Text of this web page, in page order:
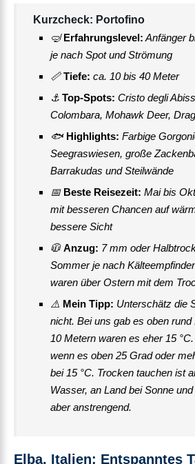
Kurzcheck: Portofino
🤿Erfahrungslevel: Anfänger
je nach Spot und Strömung
📏Tiefe: ca. 10 bis 40 Meter
⚓ Top-Spots: Cristo degli
Colombara, Mohawk Deer,
🐟 Highlights: Farbige
Seegraswiesen, große
Barrakudas und Steilwände
📅 Beste Reisezeit: Mai bis
mit besseren Chancen auf
bessere Sicht
🧥Anzug: 7 mm oder
Sommer je nach
waren über Ostern mit dem
⚠️ Mein Tipp: Unterschätz die
nicht. Bei uns gab es oben rund
10 Metern waren es eher 15
wenn es oben 25 Grad oder
bei 15 °C. Trocken tauchen ist
Wasser, an Land bei Sonne
aber anstrengend.
Elba, Italien: Entspanntes